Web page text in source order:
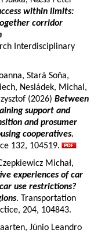
within limits:
corridor
Interdisciplinary
Stará Soňa,
Nesládek, Michal,
(2026) Between
support and
and prosumer
cooperatives.
132, 104519.
Michał,
experiences of car
use restrictions?
. Transportation
204, 104843.
Júnio Leandro